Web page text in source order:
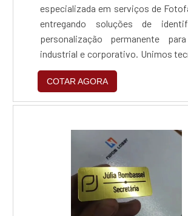
especializada em serviços de
entregando soluções de
personalização permanente
industrial e corporativo. Unimos
ponta e rigor técnico para garantir
gravação seja uma assinatura de
durabilidade, assegurando a
de seus produtos.
COTAR AGORA